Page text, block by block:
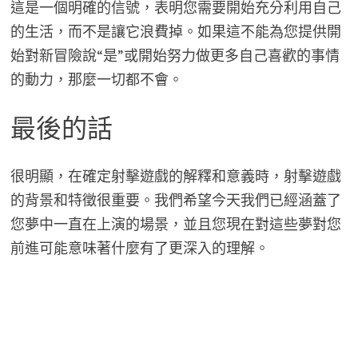
這是一個明確的信號，表明您需要開始充分利用自己
的生活，而不是讓它浪費掉。如果這不能為您提供開
始對新冒險說“是”或開始努力做更多自己喜歡的事情
的動力，那麼一切都不會。
最後的話
很明顯，在確定射擊遊戲的解釋和意義時，射擊遊戲
的背景和特徵很重要。我們希望今天我們已經涵蓋了
您夢中一直在上演的場景，並且您現在對這些夢對您
前進可能意味著什麼有了更深入的理解。